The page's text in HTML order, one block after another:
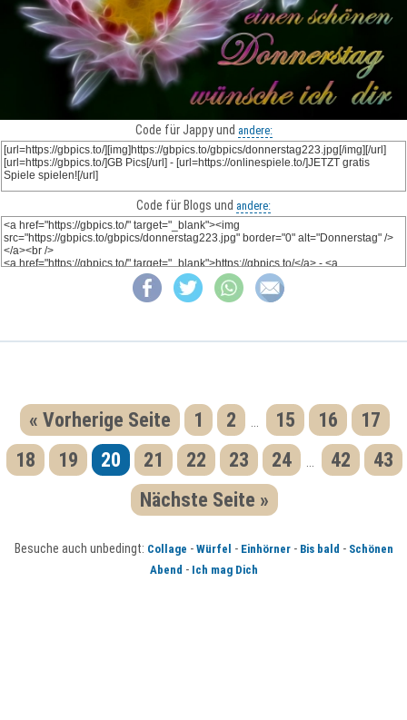
Code für Jappy und andere:
Code für Blogs und andere:
« Vorherige Seite 1 2 15 16
17
18
19 20 21 22 23 24 42
43
Nächste Seite »
Besuche auch unbedingt: Collage - Würfel - Einhörner- Bis bald - Schönen
Abend - Ich mag Dich